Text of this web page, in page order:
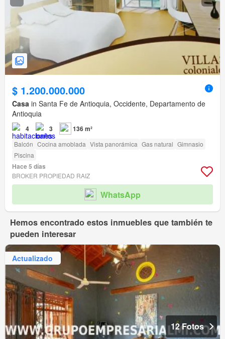
$ 1.200.000.000
Casa in Santa Fe de Antioquia, Occidente, Departamento de
Antioquia
4 3 136 m²
Balcón Cocina amoblada Vista panorámica Gas natural Gimnasio
Piscina
Hace 5 días
BROKER PROPIEDAD RAIZ
WhatsApp
Hemos encontrado estos inmuebles que también te
pueden interesar
Actualizado
12 Fotos